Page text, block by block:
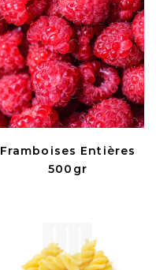
Framboises Entières
500gr